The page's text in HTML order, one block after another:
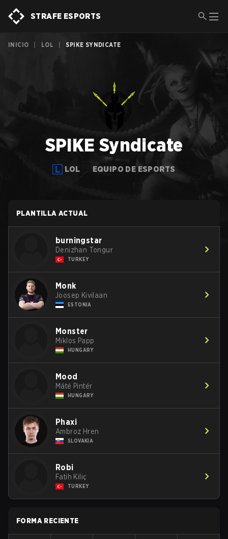
STRAFE ESPORTS
INICIO LOL SPIKE SYNDICATE
SPIKE Syndicate
LOL EQUIPO DE ESPORTS
PLANTILLA ACTUAL
burningstar
Denizhan Tongur
TURKEY
Monk
Joosep Kivilaan
ESTONIA
Monster
Miklos Papp
HUNGARY
Mood
Máté Pintér
HUNGARY
Phaxi
Ambroz Hren
SLOVAKIA
Robi
Fatih Kiliç
TURKEY
FORMA RECIENTE